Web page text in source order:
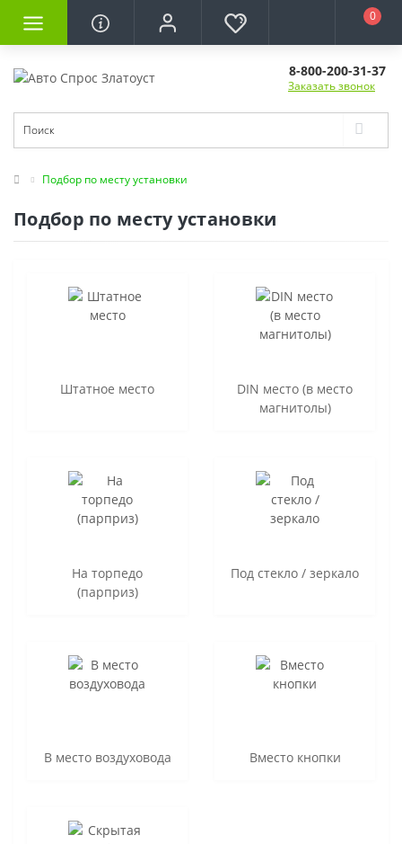
0
8-800-200-31-37
Заказать звонок
Подбор по месту установки
Подбор по месту установки
Штатное место
DIN место (в место
магнитолы)
На торпедо
(парприз)
Под стекло / зеркало
В место воздуховода Вместо кнопки